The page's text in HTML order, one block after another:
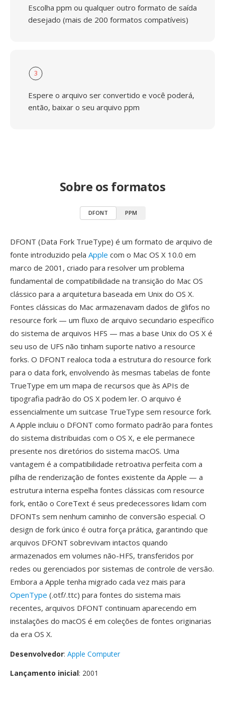
Escolha ppm ou qualquer outro formato de saída
desejado (mais de 200 formatos compatíveis)
3
Espere o arquivo ser convertido e você poderá,
então, baixar o seu arquivo ppm
Sobre os formatos
DFONT PPM
DFONT (Data Fork TrueType) é um formato de arquivo de
fonte introduzido pela Apple com o Mac OS X 10.0 em
marco de 2001, criado para resolver um problema
fundamental de compatibilidade na transição do Mac OS
clássico para a arquitetura baseada em Unix do OS X.
Fontes clássicas do Mac armazenavam dados de glifos no
resource fork — um fluxo de arquivo secundario específico
do sistema de arquivos HFS — mas a base Unix do OS X é
seu uso de UFS não tinham suporte nativo a resource
forks. O DFONT realoca toda a estrutura do resource fork
para o data fork, envolvendo às mesmas tabelas de fonte
TrueType em um mapa de recursos que às APIs de
tipografia padrão do OS X podem ler. O arquivo é
essencialmente um suitcase TrueType sem resource fork.
A Apple incluiu o DFONT como formato padrão para fontes
do sistema distribuidas com o OS X, e ele permanece
presente nos diretórios do sistema macOS. Uma
vantagem é a compatibilidade retroativa perfeita com a
pilha de renderização de fontes existente da Apple — a
estrutura interna espelha fontes clássicas com resource
fork, então o CoreText é seus predecessores lidam com
DFONTs sem nenhum caminho de conversão especial. O
design de fork único é outra força prática, garantindo que
arquivos DFONT sobrevivam intactos quando
armazenados em volumes não-HFS, transferidos por
redes ou gerenciados por sistemas de controle de versão.
Embora a Apple tenha migrado cada vez mais para
OpenType (.otf/.ttc) para fontes do sistema mais
recentes, arquivos DFONT continuam aparecendo em
instalações do macOS é em coleções de fontes originarias
da era OS X.
Desenvolvedor: Apple Computer
Lançamento inicial: 2001